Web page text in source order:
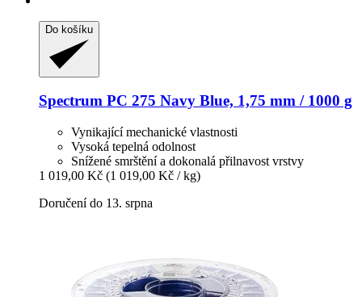
Do košíku
Spectrum PC 275 Navy Blue, 1,75 mm / 1000 g
Vynikající mechanické vlastnosti
Vysoká tepelná odolnost
Snížené smrštění a dokonalá přilnavost vrstvy
1 019,00 Kč (1 019,00 Kč / kg)
Doručení do 13. srpna